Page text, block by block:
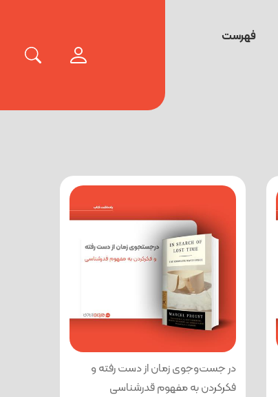
فهرست
در جست‌وجوی زمان از دست رفته و
فکرکردن به مفهوم قدرشناسی